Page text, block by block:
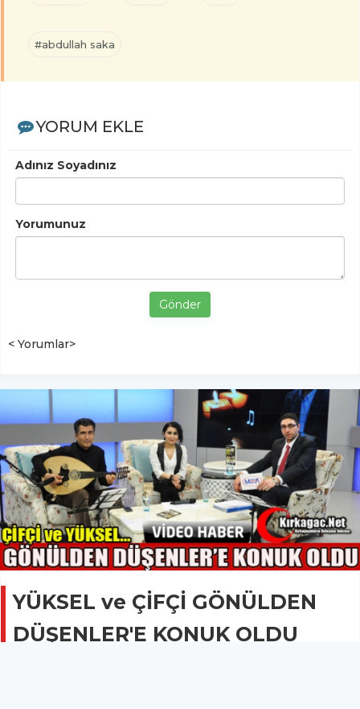
#abdullah saka
YORUM EKLE
Adınız Soyadınız
Yorumunuz
Gönder
< Yorumlar>
YÜKSEL ve ÇİFÇİ GÖNÜLDEN
DÜŞENLER'E KONUK OLDU